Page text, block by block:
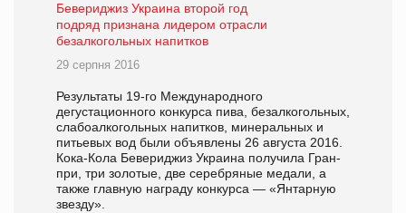
Бевериджиз Украина второй год
подряд признана лидером отрасли
безалкогольных напитков
29 серпня 2016
Результаты 19-го Международного
дегустационного конкурса пива, безалкогольных,
слабоалкогольных напитков, минеральных и
питьевых вод были объявлены 26 августа 2016.
Кока-Кола Бевериджиз Украина получила Гран-
при, три золотые, две серебряные медали, а
также главную награду конкурса — «Янтарную
звезду».